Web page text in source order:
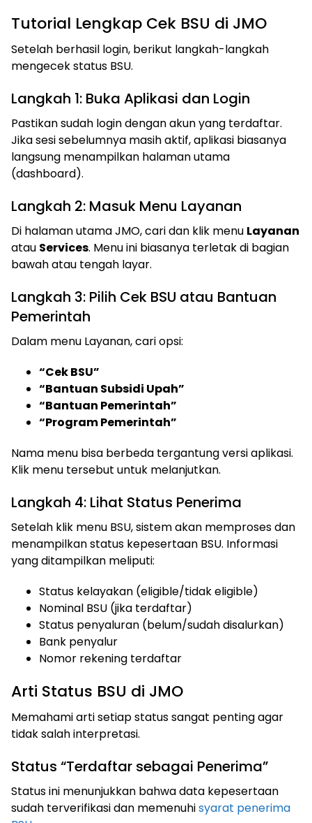
Tutorial Lengkap Cek BSU di JMO
Setelah berhasil login, berikut langkah-langkah
mengecek status BSU.
Langkah 1: Buka Aplikasi dan Login
Pastikan sudah login dengan akun yang terdaftar.
Jika sesi sebelumnya masih aktif, aplikasi biasanya
langsung menampilkan halaman utama
(dashboard).
Langkah 2: Masuk Menu Layanan
Di halaman utama JMO, cari dan klik menu Layanan
atau Services. Menu ini biasanya terletak di bagian
bawah atau tengah layar.
Langkah 3: Pilih Cek BSU atau Bantuan
Pemerintah
Dalam menu Layanan, cari opsi:
“Cek BSU”
“Bantuan Subsidi Upah”
“Bantuan Pemerintah”
“Program Pemerintah”
Nama menu bisa berbeda tergantung versi aplikasi.
Klik menu tersebut untuk melanjutkan.
Langkah 4: Lihat Status Penerima
Setelah klik menu BSU, sistem akan memproses dan
menampilkan status kepesertaan BSU. Informasi
yang ditampilkan meliputi:
Status kelayakan (eligible/tidak eligible)
Nominal BSU (jika terdaftar)
Status penyaluran (belum/sudah disalurkan)
Bank penyalur
Nomor rekening terdaftar
Arti Status BSU di JMO
Memahami arti setiap status sangat penting agar
tidak salah interpretasi.
Status “Terdaftar sebagai Penerima”
Status ini menunjukkan bahwa data kepesertaan
sudah terverifikasi dan memenuhisyarat penerima